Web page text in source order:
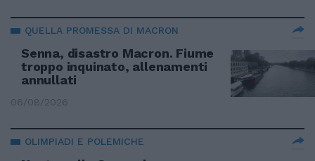
QUELLA PROMESSA DI MACRON
Senna, disastro Macron. Fiume
troppo inquinato, allenamenti
annullati
06/08/2026
OLIMPIADI E POLEMICHE